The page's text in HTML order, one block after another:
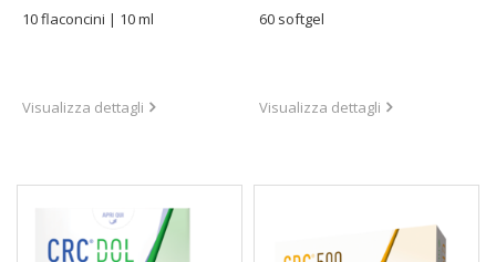
10 flaconcini | 10 ml
Visualizza dettagli
60 softgel
Visualizza dettagli